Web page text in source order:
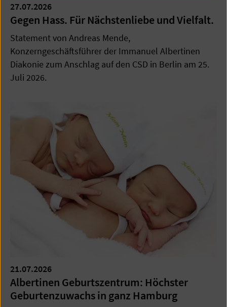
27.07.2026
Gegen Hass. Für Nächstenliebe und Vielfalt.
Statement von Andreas Mende,
Konzerngeschäftsführer der Immanuel Albertinen
Diakonie zum Anschlag auf den CSD in Berlin am 25.
Juli 2026.
21.07.2026
Albertinen Geburtszentrum: Höchster
Geburtenzuwachs in ganz Hamburg